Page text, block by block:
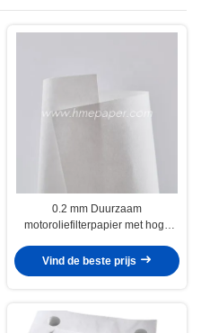
0.2 mm Duurzaam
motoroliefilterpapier met hoge
Vind de beste prijs